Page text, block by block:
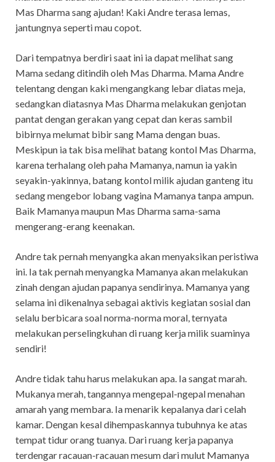
Mas Dharma sang ajudan! Kaki Andre terasa lemas,
jantungnya seperti mau copot.
Dari tempatnya berdiri saat ini ia dapat melihat sang
Mama sedang ditindih oleh Mas Dharma. Mama Andre
telentang dengan kaki mengangkang lebar diatas meja,
sedangkan diatasnya Mas Dharma melakukan genjotan
pantat dengan gerakan yang cepat dan keras sambil
bibirnya melumat bibir sang Mama dengan buas.
Meskipun ia tak bisa melihat batang kontol Mas Dharma,
karena terhalang oleh paha Mamanya, namun ia yakin
seyakin-yakinnya, batang kontol milik ajudan ganteng itu
sedang mengebor lobang vagina Mamanya tanpa ampun.
Baik Mamanya maupun Mas Dharma sama-sama
mengerang-erang keenakan.
Andre tak pernah menyangka akan menyaksikan peristiwa
ini. Ia tak pernah menyangka Mamanya akan melakukan
zinah dengan ajudan papanya sendirinya. Mamanya yang
selama ini dikenalnya sebagai aktivis kegiatan sosial dan
selalu berbicara soal norma-norma moral, ternyata
melakukan perselingkuhan di ruang kerja milik suaminya
sendiri!
Andre tidak tahu harus melakukan apa. Ia sangat marah.
Mukanya merah, tangannya mengepal-ngepal menahan
amarah yang membara. Ia menarik kepalanya dari celah
kamar. Dengan kesal dihempaskannya tubuhnya ke atas
tempat tidur orang tuanya. Dari ruang kerja papanya
terdengar racauan-racauan mesum dari mulut Mamanya